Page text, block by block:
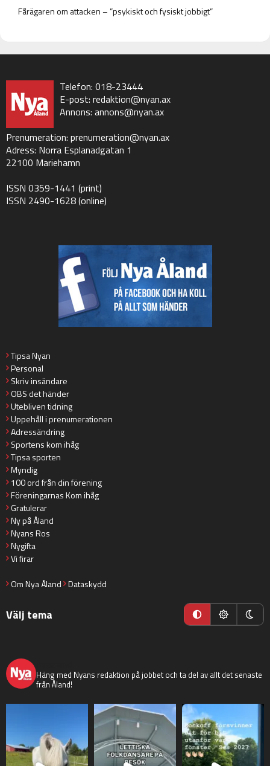
Fårägaren om attacken – ”psykiskt och fysiskt jobbigt”
Telefon: 018-23444
E-post: redaktion@nyan.ax
Annons: annons@nyan.ax
Prenumeration: prenumeration@nyan.ax
Adress: Norra Esplanadgatan 1
22100 Mariehamn
ISSN 0359-1441 (print)
ISSN 2490-1628 (online)
Tipsa Nyan
Personal
Skriv insändare
OBS det händer
Utebliven tidning
Uppehåll i prenumerationen
Adressändring
Sportens kom ihåg
Tipsa sporten
Myndig
100 ord från din förening
Föreningarnas Kom ihåg
Gratulerar
Ny på Åland
Nyans Ros
Nygifta
Vi firar
Om Nya Åland Dataskydd
Välj tema
Häng med Nyans redaktion på jobbet och ta del av allt det senaste
från Åland!